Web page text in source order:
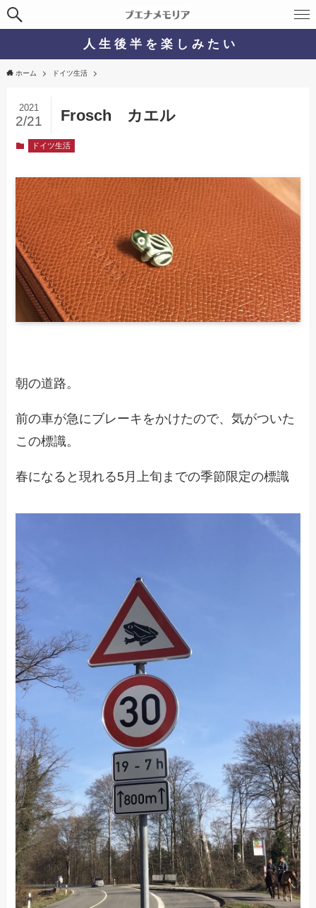
人 生 後 半 を 楽 し み た い
ホーム ドイツ生活
Frosch カエル
2021
2/21
ドイツ生活
朝の道路。
前の車が急にブレーキをかけたので、気がついた
この標識。
春になると現れる5月上旬までの季節限定の標識